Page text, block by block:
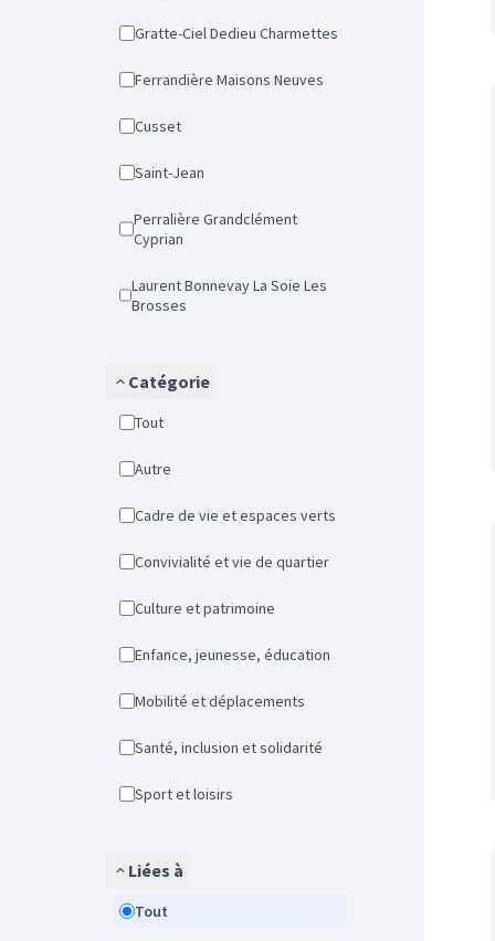
Gratte-Ciel Dedieu Charmettes
Ferrandière Maisons Neuves
Cusset
Saint-Jean
Perralière Grandclément
Cyprian
Laurent Bonnevay La Soie Les
Brosses
Catégorie
Tout
Autre
Cadre de vie et espaces verts
Convivialité et vie de quartier
Culture et patrimoine
Enfance, jeunesse, éducation
Mobilité et déplacements
Santé, inclusion et solidarité
Sport et loisirs
Liées à
Tout